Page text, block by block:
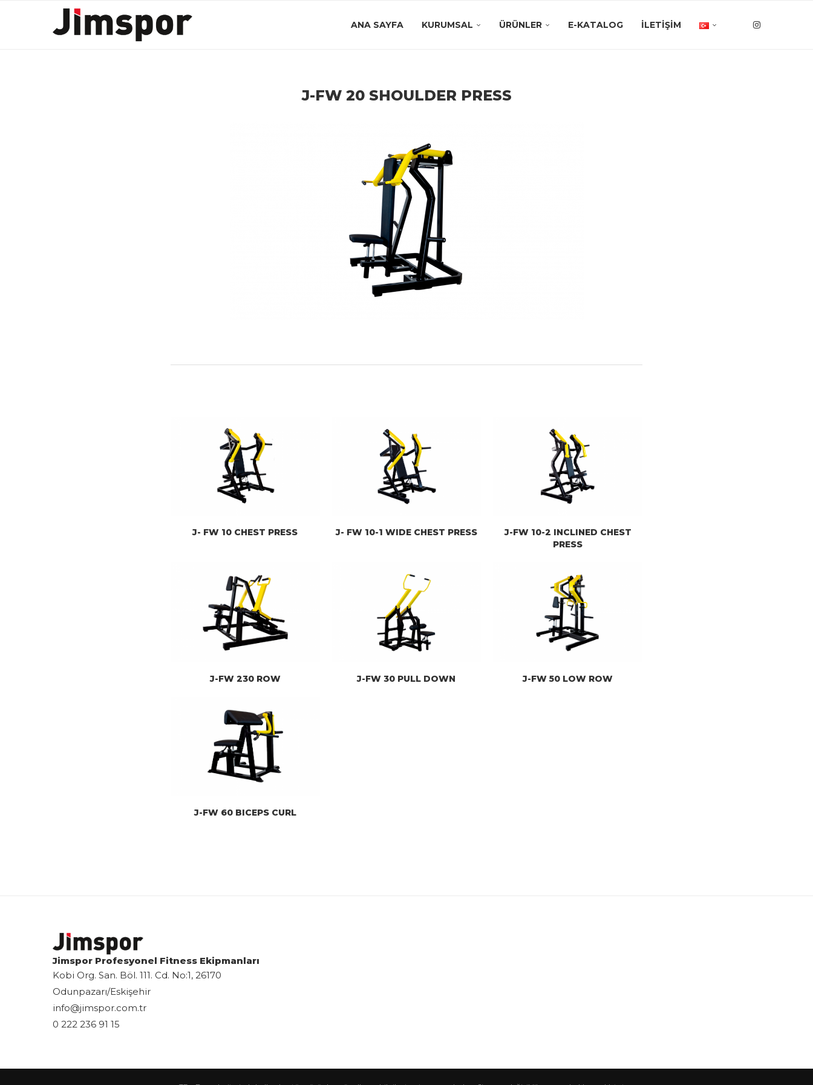
ANA SAYFA KURUMSAL ÜRÜNLER E-KATALOG İLETIŞIM
J-FW 20 SHOULDER PRESS
J- FW 10 CHEST PRESS J- FW 10-1 WIDE CHEST PRESS
J-FW 10-2 INCLINED CHEST
PRESS
J-FW 230 ROW J-FW 30 PULL DOWN J-FW 50 LOW ROW
J-FW 60 BICEPS CURL
Jimspor Profesyonel Fitness Ekipmanları
Kobi Org. San. Böl. 111. Cd. No:1, 26170
Odunpazarı/Eskişehir
info@jimspor.com.tr
0 222 236 91 15